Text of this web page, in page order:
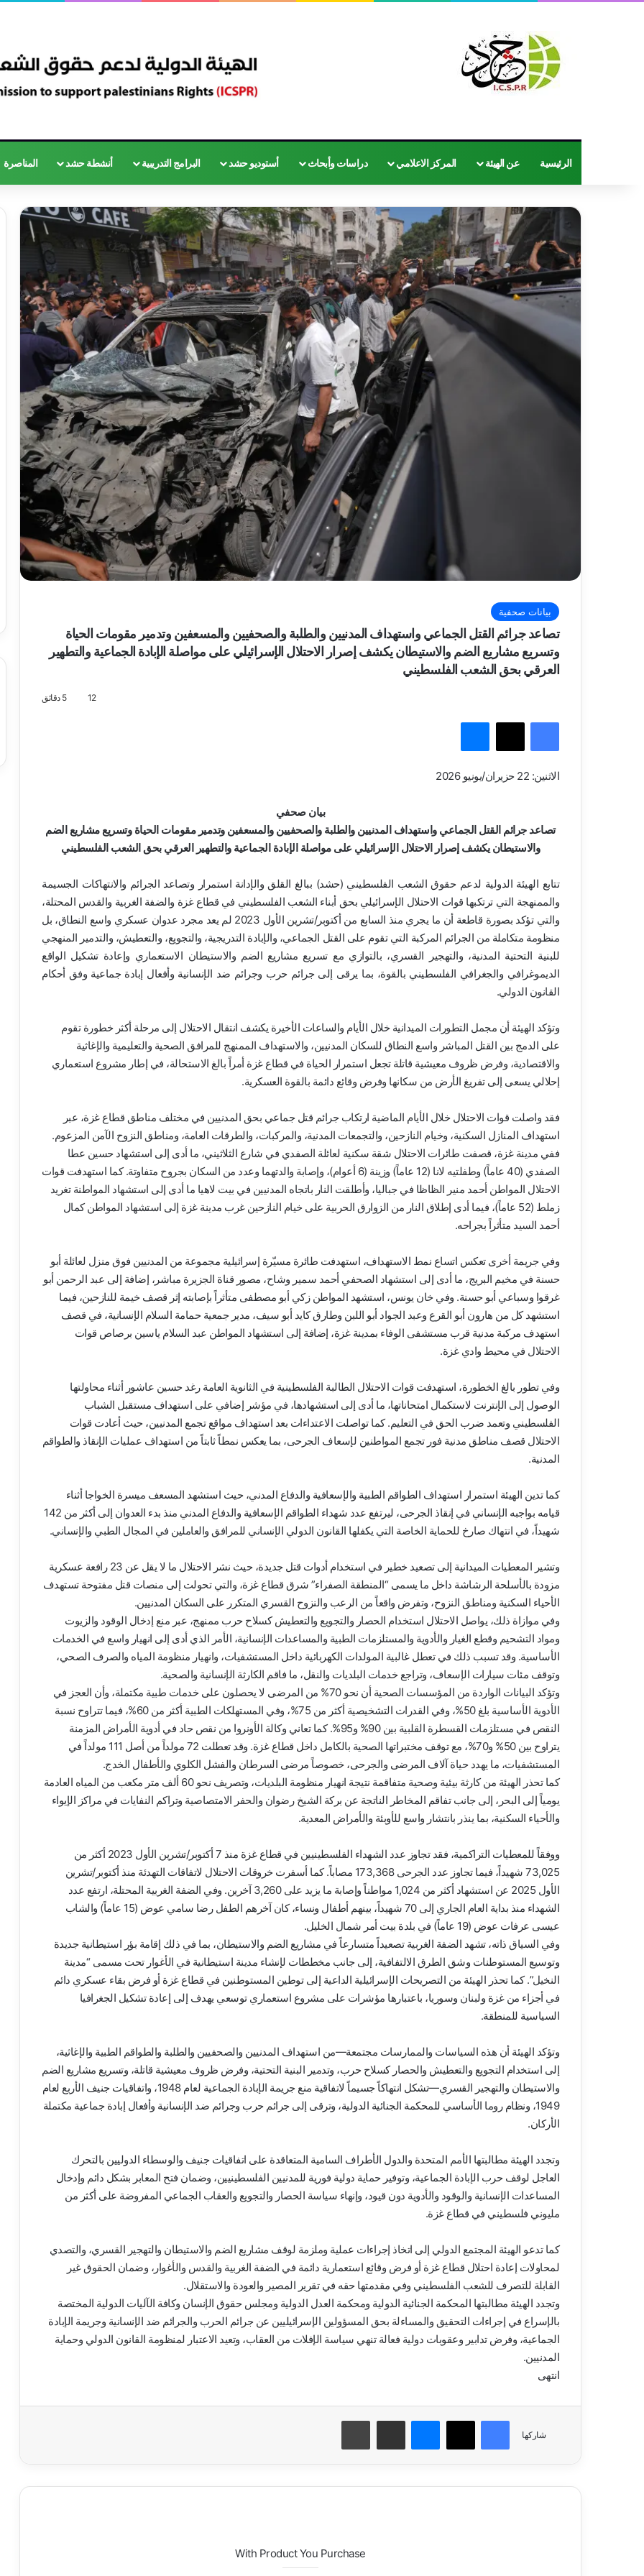
الرئيسية عن الهيئة المركز الاعلامي دراسات وأبحاث أستوديو حشد البرامج التدريبية أنشطة حشد المناصرة
بيانات صحفية
تصاعد جرائم القتل الجماعي واستهداف المدنيين والطلبة والصحفيين والمسعفين وتدمير مقومات الحياة
وتسريع مشاريع الضم والاستيطان يكشف إصرار الاحتلال الإسرائيلي على مواصلة الإبادة الجماعية والتطهير
العرقي بحق الشعب الفلسطيني
12 5 دقائق
فيسبوك ‫X
الاثنين: 22 حزيران/يونيو 2026
بيان صحفي
تصاعد جرائم القتل الجماعي واستهداف المدنيين والطلبة والصحفيين والمسعفين وتدمير مقومات الحياة وتسريع مشاريع الضم
والاستيطان يكشف إصرار الاحتلال الإسرائيلي على مواصلة الإبادة الجماعية والتطهير العرقي بحق الشعب الفلسطيني
تتابع الهيئة الدولية لدعم حقوق الشعب الفلسطيني (حشد) ببالغ القلق والإدانة استمرار وتصاعد الجرائم والانتهاكات الجسيمة
والممنهجة التي ترتكبها قوات الاحتلال الإسرائيلي بحق أبناء الشعب الفلسطيني في قطاع غزة والضفة الغربية والقدس المحتلة،
والتي تؤكد بصورة قاطعة أن ما يجري منذ السابع من أكتوبر/تشرين الأول 2023 لم يعد مجرد عدوان عسكري واسع النطاق، بل
منظومة متكاملة من الجرائم المركبة التي تقوم على القتل الجماعي، والإبادة التدريجية، والتجويع، والتعطيش، والتدمير المنهجي
للبنية التحتية المدنية، والتهجير القسري، بالتوازي مع تسريع مشاريع الضم والاستيطان الاستعماري وإعادة تشكيل الواقع
الديموغرافي والجغرافي الفلسطيني بالقوة، بما يرقى إلى جرائم حرب وجرائم ضد الإنسانية وأفعال إبادة جماعية وفق أحكام
القانون الدولي.
وتؤكد الهيئة أن مجمل التطورات الميدانية خلال الأيام والساعات الأخيرة يكشف انتقال الاحتلال إلى مرحلة أكثر خطورة تقوم
على الدمج بين القتل المباشر واسع النطاق للسكان المدنيين، والاستهداف الممنهج للمرافق الصحية والتعليمية والإغاثية
والاقتصادية، وفرض ظروف معيشية قاتلة تجعل استمرار الحياة في قطاع غزة أمراً بالغ الاستحالة، في إطار مشروع استعماري
إحلالي يسعى إلى تفريغ الأرض من سكانها وفرض وقائع دائمة بالقوة العسكرية.
فقد واصلت قوات الاحتلال خلال الأيام الماضية ارتكاب جرائم قتل جماعي بحق المدنيين في مختلف مناطق قطاع غزة، عبر
استهداف المنازل السكنية، وخيام النازحين، والتجمعات المدنية، والمركبات، والطرقات العامة، ومناطق النزوح الآمن المزعوم.
ففي مدينة غزة، قصفت طائرات الاحتلال شقة سكنية لعائلة الصفدي في شارع الثلاثيني، ما أدى إلى استشهاد حسين عطا
الصفدي (40 عاماً) وطفلتيه لانا (12 عاماً) وزينة (6 أعوام)، وإصابة والدتهما وعدد من السكان بجروح متفاوتة. كما استهدفت قوات
الاحتلال المواطن أحمد منير الظاظا في جباليا، وأطلقت النار باتجاه المدنيين في بيت لاهيا ما أدى إلى استشهاد المواطنة تغريد
زملط (52 عاماً)، فيما أدى إطلاق النار من الزوارق الحربية على خيام النازحين غرب مدينة غزة إلى استشهاد المواطن كمال
أحمد السيد متأثراً بجراحه.
وفي جريمة أخرى تعكس اتساع نمط الاستهداف، استهدفت طائرة مسيّرة إسرائيلية مجموعة من المدنيين فوق منزل لعائلة أبو
حسنة في مخيم البريج، ما أدى إلى استشهاد الصحفي أحمد سمير وشاح، مصور قناة الجزيرة مباشر، إضافة إلى عبد الرحمن أبو
غرقوا وسباعي أبو حسنة. وفي خان يونس، استشهد المواطن زكي أبو مصطفى متأثراً بإصابته إثر قصف خيمة للنازحين، فيما
استشهد كل من هارون أبو القرع وعبد الجواد أبو اللبن وطارق كايد أبو سيف، مدير جمعية حمامة السلام الإنسانية، في قصف
استهدف مركبة مدنية قرب مستشفى الوفاء بمدينة غزة، إضافة إلى استشهاد المواطن عبد السلام ياسين برصاص قوات
الاحتلال في محيط وادي غزة.
وفي تطور بالغ الخطورة، استهدفت قوات الاحتلال الطالبة الفلسطينية في الثانوية العامة رغد حسين عاشور أثناء محاولتها
الوصول إلى الإنترنت لاستكمال امتحاناتها، ما أدى إلى استشهادها، في مؤشر إضافي على استهداف مستقبل الشباب
الفلسطيني وتعمد ضرب الحق في التعليم. كما تواصلت الاعتداءات بعد استهداف مواقع تجمع المدنيين، حيث أعادت قوات
الاحتلال قصف مناطق مدنية فور تجمع المواطنين لإسعاف الجرحى، بما يعكس نمطاً ثابتاً من استهداف عمليات الإنقاذ والطواقم
المدنية.
كما تدين الهيئة استمرار استهداف الطواقم الطبية والإسعافية والدفاع المدني، حيث استشهد المسعف ميسرة الخواجا أثناء
قيامه بواجبه الإنساني في إنقاذ الجرحى، ليرتفع عدد شهداء الطواقم الإسعافية والدفاع المدني منذ بدء العدوان إلى أكثر من 142
شهيداً، في انتهاك صارخ للحماية الخاصة التي يكفلها القانون الدولي الإنساني للمرافق والعاملين في المجال الطبي والإنساني.
وتشير المعطيات الميدانية إلى تصعيد خطير في استخدام أدوات قتل جديدة، حيث نشر الاحتلال ما لا يقل عن 23 رافعة عسكرية
مزودة بالأسلحة الرشاشة داخل ما يسمى “المنطقة الصفراء” شرق قطاع غزة، والتي تحولت إلى منصات قتل مفتوحة تستهدف
الأحياء السكنية ومناطق النزوح، وتفرض واقعاً من الرعب والنزوح القسري المتكرر على السكان المدنيين.
وفي موازاة ذلك، يواصل الاحتلال استخدام الحصار والتجويع والتعطيش كسلاح حرب ممنهج، عبر منع إدخال الوقود والزيوت
ومواد التشحيم وقطع الغيار والأدوية والمستلزمات الطبية والمساعدات الإنسانية، الأمر الذي أدى إلى انهيار واسع في الخدمات
الأساسية. وقد تسبب ذلك في تعطل غالبية المولدات الكهربائية داخل المستشفيات، وانهيار منظومة المياه والصرف الصحي،
وتوقف مئات سيارات الإسعاف، وتراجع خدمات البلديات والنقل، ما فاقم الكارثة الإنسانية والصحية.
وتؤكد البيانات الواردة من المؤسسات الصحية أن نحو 70% من المرضى لا يحصلون على خدمات طبية مكتملة، وأن العجز في
الأدوية الأساسية بلغ 50%، وفي القدرات التشخيصية أكثر من 75%، وفي المستهلكات الطبية أكثر من 60%، فيما تتراوح نسبة
النقص في مستلزمات القسطرة القلبية بين 90% و95%. كما تعاني وكالة الأونروا من نقص حاد في أدوية الأمراض المزمنة
يتراوح بين 50% و70%، مع توقف مختبراتها الصحية بالكامل داخل قطاع غزة. وقد تعطلت 72 مولداً من أصل 111 مولداً في
المستشفيات، ما يهدد حياة آلاف المرضى والجرحى، خصوصاً مرضى السرطان والفشل الكلوي والأطفال الخدج.
كما تحذر الهيئة من كارثة بيئية وصحية متفاقمة نتيجة انهيار منظومة البلديات، وتصريف نحو 60 ألف متر مكعب من المياه العادمة
يومياً إلى البحر، إلى جانب تفاقم المخاطر الناتجة عن بركة الشيخ رضوان والحفر الامتصاصية وتراكم النفايات في مراكز الإيواء
والأحياء السكنية، بما ينذر بانتشار واسع للأوبئة والأمراض المعدية.
ووفقاً للمعطيات التراكمية، فقد تجاوز عدد الشهداء الفلسطينيين في قطاع غزة منذ 7 أكتوبر/تشرين الأول 2023 أكثر من
73,025 شهيداً، فيما تجاوز عدد الجرحى 173,368 مصاباً. كما أسفرت خروقات الاحتلال لاتفاقات التهدئة منذ أكتوبر/تشرين
الأول 2025 عن استشهاد أكثر من 1,024 مواطناً وإصابة ما يزيد على 3,260 آخرين. وفي الضفة الغربية المحتلة، ارتفع عدد
الشهداء منذ بداية العام الجاري إلى 70 شهيداً، بينهم أطفال ونساء، كان آخرهم الطفل رضا سامي عوض (15 عاماً) والشاب
عيسى عرفات عوض (19 عاماً) في بلدة بيت أمر شمال الخليل.
وفي السياق ذاته، تشهد الضفة الغربية تصعيداً متسارعاً في مشاريع الضم والاستيطان، بما في ذلك إقامة بؤر استيطانية جديدة
وتوسيع المستوطنات وشق الطرق الالتفافية، إلى جانب مخططات لإنشاء مدينة استيطانية في الأغوار تحت مسمى “مدينة
النخيل”. كما تحذر الهيئة من التصريحات الإسرائيلية الداعية إلى توطين المستوطنين في قطاع غزة أو فرض بقاء عسكري دائم
في أجزاء من غزة ولبنان وسوريا، باعتبارها مؤشرات على مشروع استعماري توسعي يهدف إلى إعادة تشكيل الجغرافيا
السياسية للمنطقة.
وتؤكد الهيئة أن هذه السياسات والممارسات مجتمعة—من استهداف المدنيين والصحفيين والطلبة والطواقم الطبية والإغاثية،
إلى استخدام التجويع والتعطيش والحصار كسلاح حرب، وتدمير البنية التحتية، وفرض ظروف معيشية قاتلة، وتسريع مشاريع الضم
والاستيطان والتهجير القسري—تشكل انتهاكاً جسيماً لاتفاقية منع جريمة الإبادة الجماعية لعام 1948، واتفاقيات جنيف الأربع لعام
1949، ونظام روما الأساسي للمحكمة الجنائية الدولية، وترقى إلى جرائم حرب وجرائم ضد الإنسانية وأفعال إبادة جماعية مكتملة
الأركان.
وتجدد الهيئة مطالبتها الأمم المتحدة والدول الأطراف السامية المتعاقدة على اتفاقيات جنيف والوسطاء الدوليين بالتحرك
العاجل لوقف حرب الإبادة الجماعية، وتوفير حماية دولية فورية للمدنيين الفلسطينيين، وضمان فتح المعابر بشكل دائم وإدخال
المساعدات الإنسانية والوقود والأدوية دون قيود، وإنهاء سياسة الحصار والتجويع والعقاب الجماعي المفروضة على أكثر من
مليوني فلسطيني في قطاع غزة.
كما تدعو الهيئة المجتمع الدولي إلى اتخاذ إجراءات عملية وملزمة لوقف مشاريع الضم والاستيطان والتهجير القسري، والتصدي
لمحاولات إعادة احتلال قطاع غزة أو فرض وقائع استعمارية دائمة في الضفة الغربية والقدس والأغوار، وضمان الحقوق غير
القابلة للتصرف للشعب الفلسطيني وفي مقدمتها حقه في تقرير المصير والعودة والاستقلال.
وتجدد الهيئة مطالبتها المحكمة الجنائية الدولية ومحكمة العدل الدولية ومجلس حقوق الإنسان وكافة الآليات الدولية المختصة
بالإسراع في إجراءات التحقيق والمساءلة بحق المسؤولين الإسرائيليين عن جرائم الحرب والجرائم ضد الإنسانية وجريمة الإبادة
الجماعية، وفرض تدابير وعقوبات دولية فعالة تنهي سياسة الإفلات من العقاب، وتعيد الاعتبار لمنظومة القانون الدولي وحماية
المدنيين.
انتهى
شاركها
فيسبوك ‫X ماسنجر
With Product You Purchase